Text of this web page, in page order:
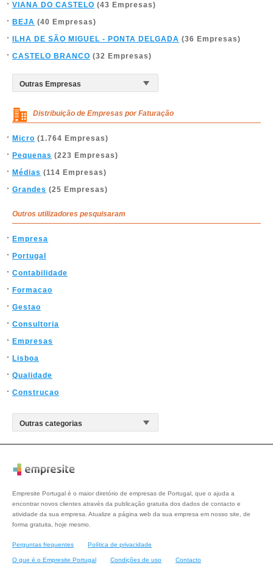
VIANA DO CASTELO (43 Empresas)
BEJA (40 Empresas)
ILHA DE SÃO MIGUEL - PONTA DELGADA (36 Empresas)
CASTELO BRANCO (32 Empresas)
Distribuição de Empresas por Faturação
Micro (1.764 Empresas)
Pequenas (223 Empresas)
Médias (114 Empresas)
Grandes (25 Empresas)
Outros utilizadores pesquisaram
Empresa
Portugal
Contabilidade
Formacao
Gestao
Consultoria
Empresas
Lisboa
Qualidade
Construcao
Empresite Portugal é o maior diretório de empresas de Portugal, que o ajuda a
encontrar novos clientes através da publicação gratuita dos dados de contacto e
atividade da sua empresa. Atualize a página web da sua empresa em nosso site, de
forma gratuita, hoje mesmo.
Perguntas frequentes Política de privacidade
O que é o Empresite Portugal Condições de uso Contacto